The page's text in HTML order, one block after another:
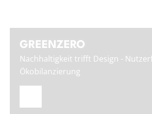
GREENZERO
Nachhaltigkeit trifft Design -
Ökobilanzierung